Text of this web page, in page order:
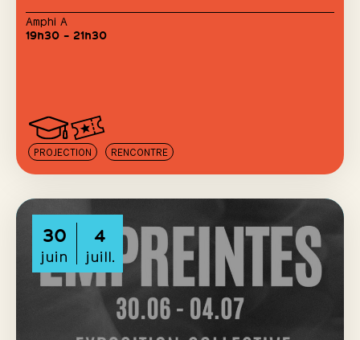
Amphi A
19h30 – 21h30
PROJECTION RENCONTRE
30
juin
4
juill.